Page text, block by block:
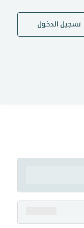
تسجيل الدخول